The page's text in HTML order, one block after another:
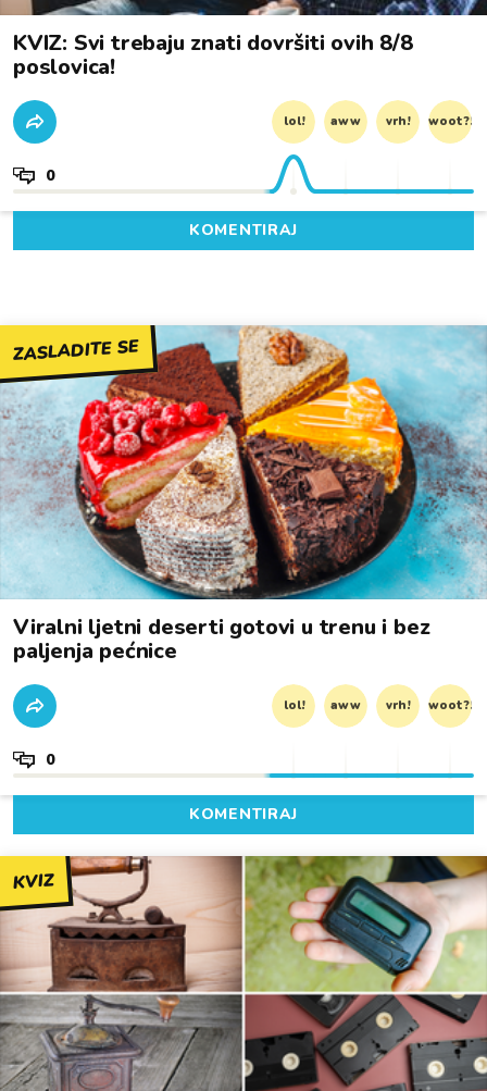
KVIZ: Svi trebaju znati dovršiti ovih 8/8
poslovica!
lol! aww vrh! woot?!
0
KOMENTIRAJ
ZASLADITE SE
Viralni ljetni deserti gotovi u trenu i bez
paljenja pećnice
lol! aww vrh! woot?!
0
KOMENTIRAJ
KVIZ